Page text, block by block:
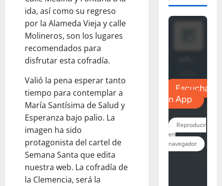
ida, así como su regreso
por la Alameda Vieja y calle
Molineros, son los lugares
recomendados para
disfrutar esta cofradía.
Valió la pena esperar tanto
tiempo para contemplar a
María Santísima de Salud y
Esperanza bajo palio. La
imagen ha sido
protagonista del cartel de
Semana Santa que edita
nuestra web. La cofradía de
la Clemencia, será la